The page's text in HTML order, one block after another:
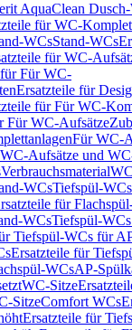
AquaClean
für WC-
WCsStand-WCs
für WC-
Für WC-
Ersatzteile für
für Für WC-
Für WC-Aufsätze
Für WC-
Aufsätze und
Verbrauchsmaterial
WCsTiefspül-WCs
für
WCsTiefspül-
Tiefspül-WCs für
Ersatzteile für
WCsAP-
WC-Sitze
SitzeComfort WCs
Ersatzteile für